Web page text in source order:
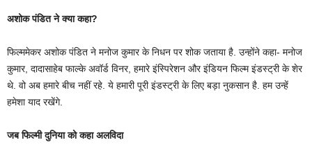
अशोक पंडित ने क्या कहा?
फिल्ममेकर अशोक पंडित ने मनोज कुमार के निधन पर शोक जताया है. उन्होंने कहा- मनोज
कुमार, दादासाहेब फाल्के अवॉर्ड विनर, हमारे इंस्पिरेशन और इंडियन फिल्म इंडस्ट्री के शेर
थे. वो अब हमारे बीच नहीं रहे. ये हमारी पूरी इंडस्ट्री के लिए बड़ा नुकसान है. हम उन्हें
हमेशा याद रखेंगे.
जब फिल्मी दुनिया को कहा अलविदा